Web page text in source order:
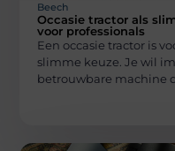
Beech
Occasie tractor als
voor professionals
Een occasie tractor is
slimme keuze. Je wil
betrouwbare machine